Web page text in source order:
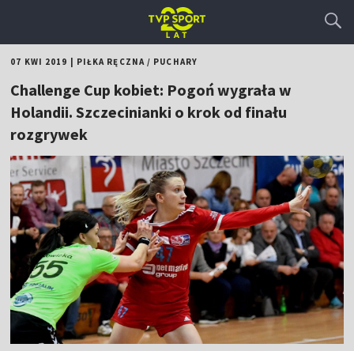
07 KWI 2019 PIŁKA RĘCZNA/ PUCHARY
Challenge Cup kobiet: Pogoń wygrała w
Holandii. Szczecinianki o krok od finału
rozgrywek